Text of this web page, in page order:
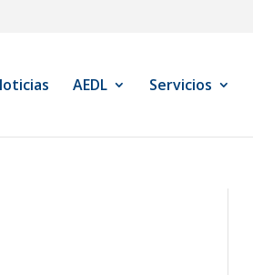
AEDL Servicios